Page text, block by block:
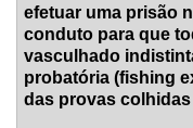
efetuar uma prisão
conduto para que
vasculhado
probatória (fishing
das provas